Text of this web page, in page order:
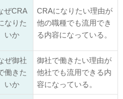
ぜCRA
なりた
いか
CRAになりたい理由が
他の職種でも流用でき
る内容になっている。
ぜ御社
働きた
いか
御社で働きたい理由が
他社でも流用できる内
容になっている。